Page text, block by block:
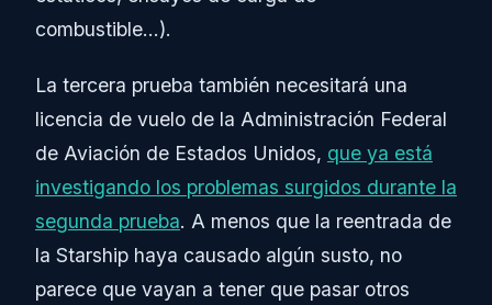
combustible…).
La tercera prueba también necesitará una
licencia de vuelo de la Administración Federal
de Aviación de Estados Unidos, que ya está
investigando los problemas surgidos durante la
segunda prueba. A menos que la reentrada de
la Starship haya causado algún susto, no
parece que vayan a tener que pasar otros